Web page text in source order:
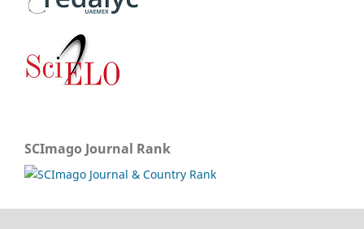
SCImago Journal Rank